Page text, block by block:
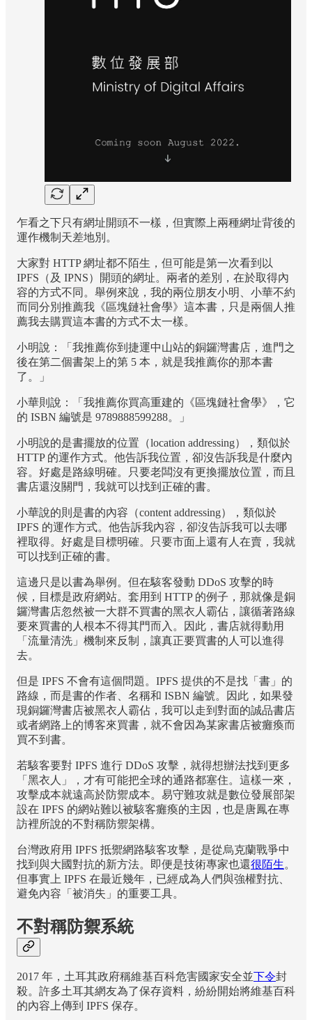
乍看之下只有網址開頭不一樣，但實際上兩種網址背後的
運作機制天差地別。
大家對 HTTP 網址都不陌生，但可能是第一次看到以
IPFS（及 IPNS）開頭的網址。兩者的差別，在於取得內
容的方式不同。舉例來說，我的兩位朋友小明、小華不約
而同分別推薦我《區塊鏈社會學》這本書，只是兩個人推
薦我去購買這本書的方式不太一樣。
小明說：「我推薦你到捷運中山站的銅鑼灣書店，進門之
後在第二個書架上的第 5 本，就是我推薦你的那本書
了。」
小華則說：「我推薦你買高重建的《區塊鏈社會學》，它
的 ISBN 編號是 9789888599288。」
小明說的是書擺放的位置（location addressing），類似於
HTTP 的運作方式。他告訴我位置，卻沒告訴我是什麼內
容。好處是路線明確。只要老闆沒有更換擺放位置，而且
書店還沒關門，我就可以找到正確的書。
小華說的則是書的內容（content addressing），類似於
IPFS 的運作方式。他告訴我內容，卻沒告訴我可以去哪
裡取得。好處是目標明確。只要市面上還有人在賣，我就
可以找到正確的書。
這邊只是以書為舉例。但在駭客發動 DDoS 攻擊的時
候，目標是政府網站。套用到 HTTP 的例子，那就像是銅
鑼灣書店忽然被一大群不買書的黑衣人霸佔，讓循著路線
要來買書的人根本不得其門而入。因此，書店就得動用
「流量清洗」機制來反制，讓真正要買書的人可以進得
去。
但是 IPFS 不會有這個問題。IPFS 提供的不是找「書」的
路線，而是書的作者、名稱和 ISBN 編號。因此，如果發
現銅鑼灣書店被黑衣人霸佔，我可以走到對面的誠品書店
或者網路上的博客來買書，就不會因為某家書店被癱瘓而
買不到書。
若駭客要對 IPFS 進行 DDoS 攻擊，就得想辦法找到更多
「黑衣人」，才有可能把全球的通路都塞住。這樣一來，
攻擊成本就遠高於防禦成本。易守難攻就是數位發展部架
設在 IPFS 的網站難以被駭客癱瘓的主因，也是唐鳳在專
訪裡所說的不對稱防禦架構。
台灣政府用 IPFS 抵禦網路駭客攻擊，是從烏克蘭戰爭中
找到與大國對抗的新方法。即便是技術專家也還很陌生。
但事實上 IPFS 在最近幾年，已經成為人們與強權對抗、
避免內容「被消失」的重要工具。
不對稱防禦系統
2017 年，土耳其政府稱維基百科危害國家安全並 下令封
殺。許多土耳其網友為了保存資料，紛紛開始將維基百科
的內容上傳到 IPFS 保存。